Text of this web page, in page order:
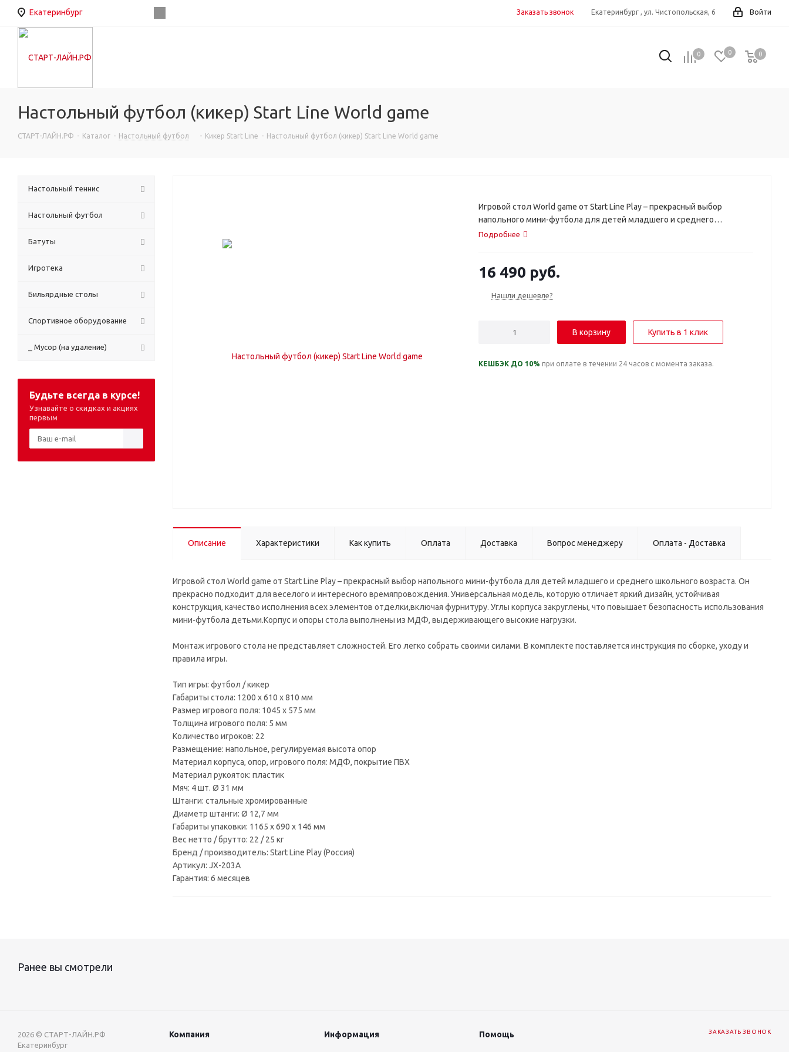
Екатеринбург Войти
Екатеринбург , ул. Чистопольская, 6
Заказать звонок
0 0 0
0
Настольный футбол (кикер) Start Line World game
СТАРТ-ЛАЙН.РФ - Каталог - Настольный футбол - Кикер Start Line - Настольный футбол (кикер) Start Line World game
Игровой стол World game от Start Line Play – прекрасный выбор
напольного мини-футбола для детей младшего и среднего
школьного возраста.
Подробнее
16 490 руб.
Нашли дешевле?
В корзину Купить в 1 клик
КЕШБЭК ДО 10% при оплате в течении 24 часов с момента заказа.
Описание Характеристики Как купить Оплата Доставка Вопрос менеджеру Оплата - Доставка
Игровой стол World game от Start Line Play – прекрасный выбор напольного мини-футбола для детей младшего и среднего школьного возраста. Он
прекрасно подходит для веселого и интересного времяпровождения. Универсальная модель, которую отличает яркий дизайн, устойчивая
конструкция, качество исполнения всех элементов отделки,включая фурнитуру. Углы корпуса закруглены, что повышает безопасность использования
мини-футбола детьми.Корпус и опоры стола выполнены из МДФ, выдерживающего высокие нагрузки.
Монтаж игрового стола не представляет сложностей. Его легко собрать своими силами. В комплекте поставляется инструкция по сборке, уходу и
правила игры.
Тип игры: футбол / кикер
Габариты стола: 1200 x 610 x 810 мм
Размер игрового поля: 1045 х 575 мм
Толщина игрового поля: 5 мм
Количество игроков: 22
Размещение: напольное, регулируемая высота опор
Материал корпуса, опор, игрового поля: МДФ, покрытие ПВХ
Материал рукояток: пластик
Мяч: 4 шт. Ø 31 мм
Штанги: стальные хромированные
Диаметр штанги: Ø 12,7 мм
Габариты упаковки: 1165 x 690 x 146 мм
Вес нетто / брутто: 22 / 25 кг
Бренд / производитель: Start Line Play (Россия)
Артикул: JX-203A
Гарантия: 6 месяцев
Настольный теннис
Настольный футбол
Батуты
Игротека
Бильярдные столы
Спортивное оборудование
_ Мусор (на удаление)
Будьте всегда в курсе!
Узнавайте о скидках и акциях
первым
Ранее вы смотрели
2026 © СТАРТ-ЛАЙН.РФ
Екатеринбург
Компания Информация Помощь ЗАКАЗАТЬ ЗВОНОК